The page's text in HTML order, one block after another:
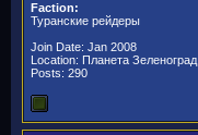
Faction:
Туранские рейдеры
Join Date: Jan 2008
Location: Планета Зеленоград
Posts: 290